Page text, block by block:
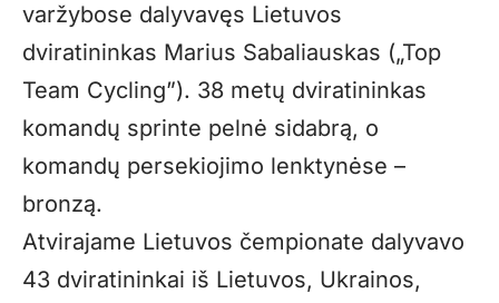
varžybose dalyvavęs Lietuvos
dviratininkas Marius Sabaliauskas („Top
Team Cycling”). 38 metų dviratininkas
komandų sprinte pelnė sidabrą, o
komandų persekiojimo lenktynėse –
bronzą.
Atvirajame Lietuvos čempionate dalyvavo
43 dviratininkai iš Lietuvos, Ukrainos,